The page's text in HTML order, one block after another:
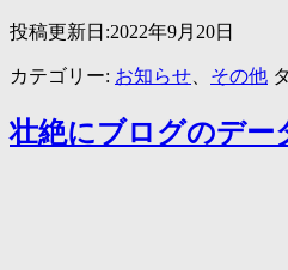
投稿更新日:2022年9月20日
カテゴリー: お知らせ その他
壮絶にブログのデー